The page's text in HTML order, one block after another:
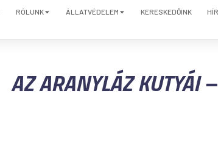
RÓLUNK ÁLLATVÉDELEM KERESKEDŐINK
AZ ARANYLÁZ KUTYÁI